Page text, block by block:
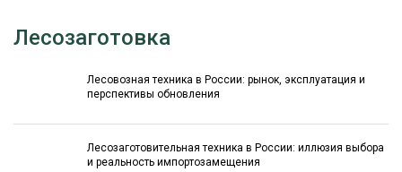
Лесозаготовка
Лесовозная техника в России: рынок, эксплуатация и
перспективы обновления
Лесозаготовительная техника в России: иллюзия выбора
и реальность импортозамещения